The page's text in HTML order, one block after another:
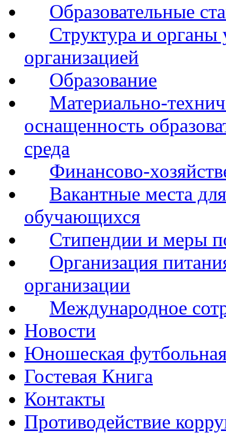
Образовательные
Структура и органы
организацией
Образование
Материально-
оснащенность
среда
Финансово-
Вакантные места
обучающихся
Стипендии и меры
Организация
организации
Международное
Новости
Юношеская
Гостевая Книга
Контакты
Противодействие